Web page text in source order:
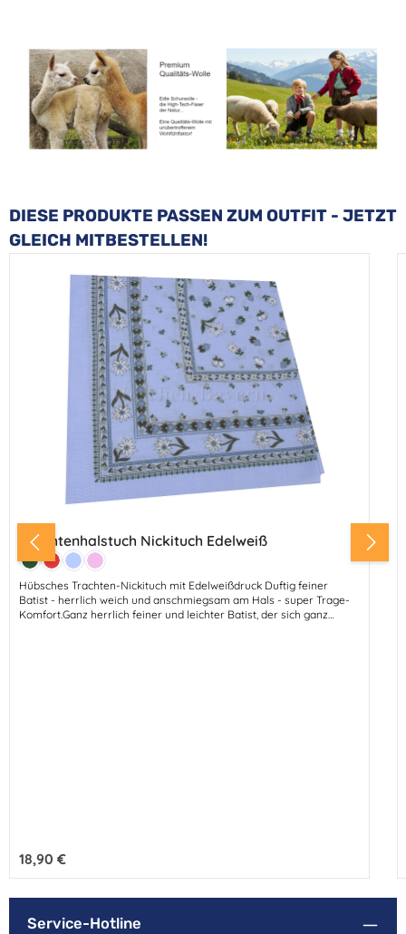
Produktgalerie überspringen
DIESE PRODUKTE PASSEN ZUM OUTFIT - JETZT
GLEICH MITBESTELLEN!
Trachtenhalstuch Nickituch Edelweiß
Farbe:
TanneRot Hellblau
Rosa
Hübsches Trachten-Nickituch mit Edelweißdruck Duftig feiner
Batist - herrlich weich und anschmiegsam am Hals - super Trage-
Komfort.Ganz herrlich feiner und leichter Batist, der sich ganz
Regulärer Preis:
18,90 €
Service-Hotline